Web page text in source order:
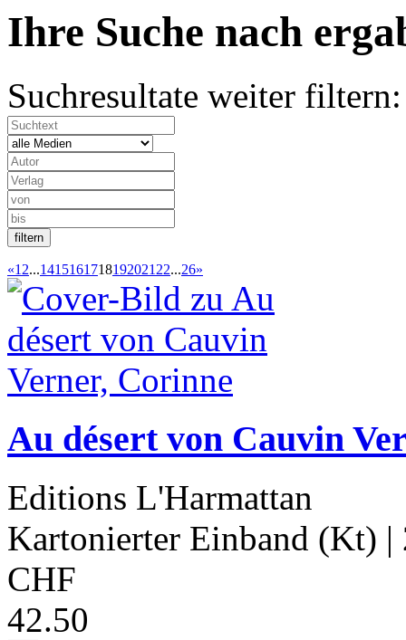
Ihre Suche nach
Suchresultate weiter filtern:
«12...141516171819202122...26»
Au désert von Cauvin
Editions L'Harmattan
Kartonierter Einband (Kt) |
CHF
42.50